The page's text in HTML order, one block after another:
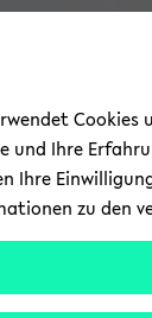
und Ihre
Ihre
zu den